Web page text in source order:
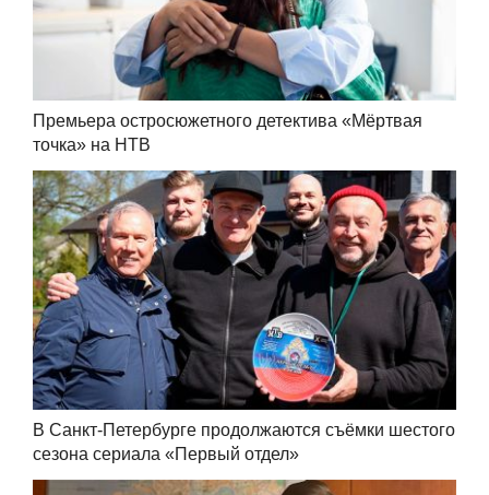
Премьера остросюжетного детектива «Мёртвая
точка» на НТВ
В Санкт-Петербурге продолжаются съёмки шестого
сезона сериала «Первый отдел»